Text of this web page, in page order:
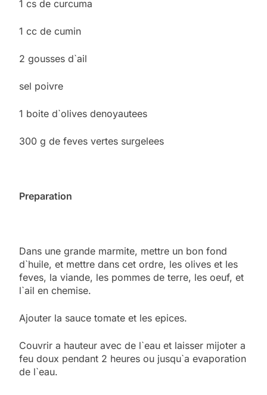
1 cs de curcuma
1 cc de cumin
2 gousses d`ail
sel poivre
1 boite d`olives denoyautees
300 g de feves vertes surgelees
Preparation
Dans une grande marmite, mettre un bon fond
d`huile, et mettre dans cet ordre, les olives et les
feves, la viande, les pommes de terre, les oeuf, et
l`ail en chemise.
Ajouter la sauce tomate et les epices.
Couvrir a hauteur avec de l`eau et laisser mijoter a
feu doux pendant 2 heures ou jusqu`a evaporation
de l`eau.